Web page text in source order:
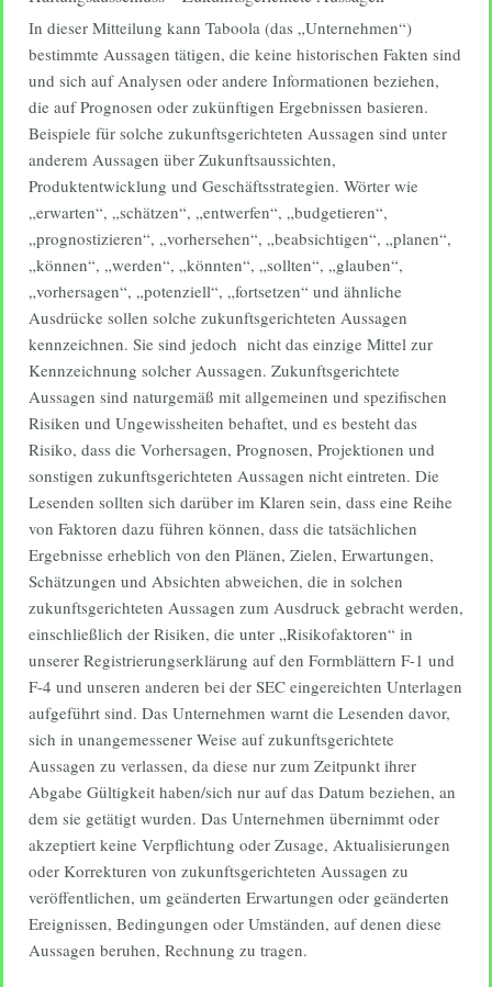
In dieser Mitteilung kann Taboola (das „Unternehmen“)
bestimmte Aussagen tätigen, die keine historischen Fakten sind
und sich auf Analysen oder andere Informationen beziehen,
die auf Prognosen oder zukünftigen Ergebnissen basieren.
Beispiele für solche zukunftsgerichteten Aussagen sind unter
anderem Aussagen über Zukunftsaussichten,
Produktentwicklung und Geschäftsstrategien. Wörter wie
„erwarten“, „schätzen“, „entwerfen“, „budgetieren“,
„prognostizieren“, „vorhersehen“, „beabsichtigen“, „planen“,
„können“, „werden“, „könnten“, „sollten“, „glauben“,
„vorhersagen“, „potenziell“, „fortsetzen“ und ähnliche
Ausdrücke sollen solche zukunftsgerichteten Aussagen
kennzeichnen. Sie sind jedoch nicht das einzige Mittel zur
Kennzeichnung solcher Aussagen. Zukunftsgerichtete
Aussagen sind naturgemäß mit allgemeinen und spezifischen
Risiken und Ungewissheiten behaftet, und es besteht das
Risiko, dass die Vorhersagen, Prognosen, Projektionen und
sonstigen zukunftsgerichteten Aussagen nicht eintreten. Die
Lesenden sollten sich darüber im Klaren sein, dass eine Reihe
von Faktoren dazu führen können, dass die tatsächlichen
Ergebnisse erheblich von den Plänen, Zielen, Erwartungen,
Schätzungen und Absichten abweichen, die in solchen
zukunftsgerichteten Aussagen zum Ausdruck gebracht werden,
einschließlich der Risiken, die unter „Risikofaktoren“ in
unserer Registrierungserklärung auf den Formblättern F-1 und
F-4 und unseren anderen bei der SEC eingereichten Unterlagen
aufgeführt sind. Das Unternehmen warnt die Lesenden davor,
sich in unangemessener Weise auf zukunftsgerichtete
Aussagen zu verlassen, da diese nur zum Zeitpunkt ihrer
Abgabe Gültigkeit haben/sich nur auf das Datum beziehen, an
dem sie getätigt wurden. Das Unternehmen übernimmt oder
akzeptiert keine Verpflichtung oder Zusage, Aktualisierungen
oder Korrekturen von zukunftsgerichteten Aussagen zu
veröffentlichen, um geänderten Erwartungen oder geänderten
Ereignissen, Bedingungen oder Umständen, auf denen diese
Aussagen beruhen, Rechnung zu tragen.